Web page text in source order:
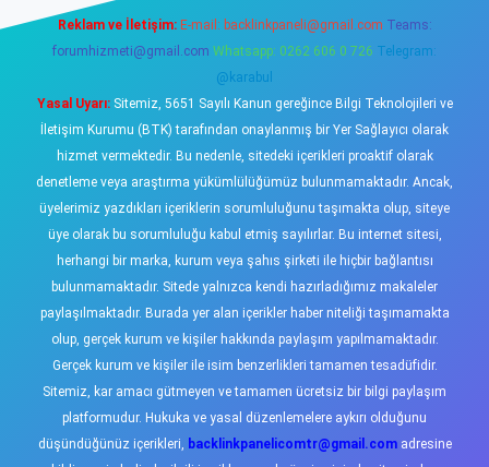
Reklam ve İletişim: E-mail: backlinkpaneli@gmail.com Teams:
forumhizmeti@gmail.com Whatsapp: 0262 606 0 726 Telegram:
@karabul
Yasal Uyarı:Sitemiz, 5651 Sayılı Kanun gereğince Bilgi Teknolojileri ve
İletişim Kurumu (BTK) tarafından onaylanmış bir Yer Sağlayıcı olarak
hizmet vermektedir. Bu nedenle, sitedeki içerikleri proaktif olarak
denetleme veya araştırma yükümlülüğümüz bulunmamaktadır. Ancak,
üyelerimiz yazdıkları içeriklerin sorumluluğunu taşımakta olup, siteye
üye olarak bu sorumluluğu kabul etmiş sayılırlar. Bu internet sitesi,
herhangi bir marka, kurum veya şahıs şirketi ile hiçbir bağlantısı
bulunmamaktadır. Sitede yalnızca kendi hazırladığımız makaleler
paylaşılmaktadır. Burada yer alan içerikler haber niteliği taşımamakta
olup, gerçek kurum ve kişiler hakkında paylaşım yapılmamaktadır.
Gerçek kurum ve kişiler ile isim benzerlikleri tamamen tesadüfidir.
Sitemiz, kar amacı gütmeyen ve tamamen ücretsiz bir bilgi paylaşım
platformudur. Hukuka ve yasal düzenlemelere aykırı olduğunu
düşündüğünüz içerikleri, backlinkpanelicomtr@gmail.comadresine